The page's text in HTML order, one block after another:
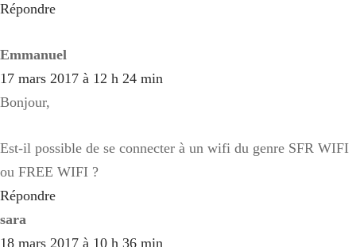
Répondre
Emmanuel
17 mars 2017 à 12 h 24 min
Bonjour,
Est-il possible de se connecter à un wifi du genre SFR WIFI
ou FREE WIFI ?
Répondre
sara
18 mars 2017 à 10 h 36 min